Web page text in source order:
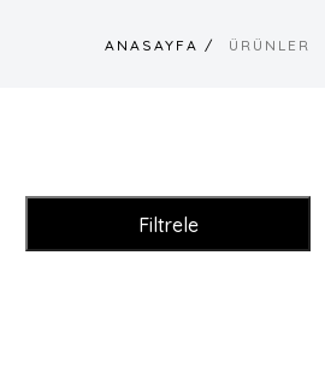
ANASAYFA / ÜRÜNLER
Filtrele